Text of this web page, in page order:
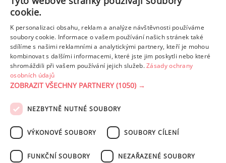
Tuk
z toho nas. mastné kyseliny
19.01 g
11.69 g
Detailní rozpis
PODMÍNKY UŽITÍ ZÁSADY OCHRANY OSOBNÍCH ÚDAJŮ
NASTAVENÍ COOKIES
cookie.
K personalizaci obsahu, reklam a analýze návštěvnosti používáme
soubory cookie. Informace o vašem používání našich stránek také
sdílíme s našimi reklamními a analytickými partnery, kteří je mohou
kombinovat s dalšími informacemi, které jste jim poskytli nebo které
shromáždili při vašem používání jejich služeb.Zásady ochrany
osobních údajů
ZOBRAZIT VŠECHNY PARTNERY(1050) →
NEZBYTNĚ NUTNÉ SOUBORY
VÝKONOVÉ SOUBORY SOUBORY CÍLENÍ
FUNKČNÍ SOUBORY NEZAŘAZENÉ SOUBORY